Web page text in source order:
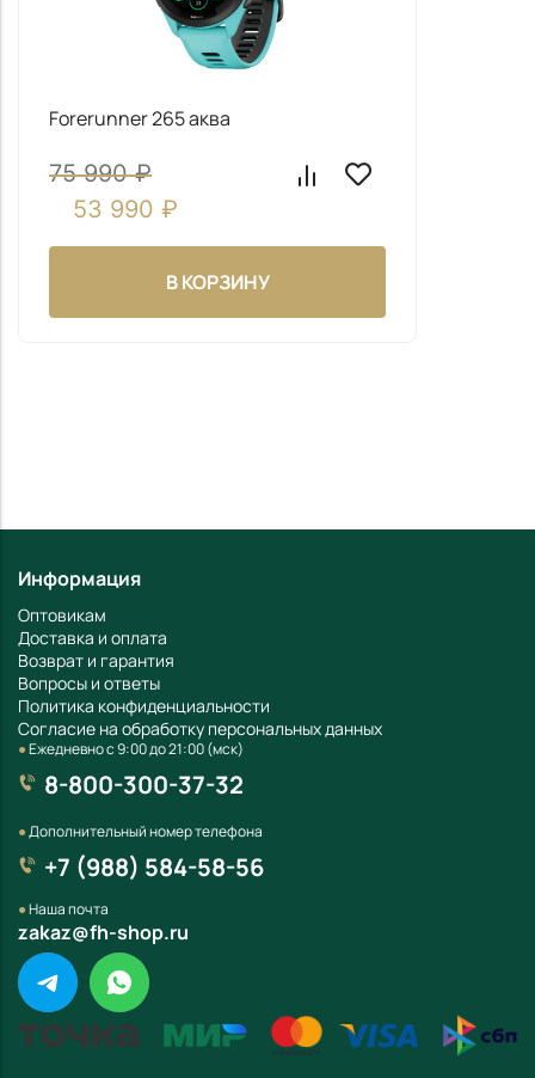
Forerunner 265 аква
53 990₽
В КОРЗИНУ
Оптовикам
Возврат и гарантия
Вопросы и ответы
Политика конфиденциальности
Согласие на обработку персональных данных
●Ежедневно с 9:00 до 21:00 (мск)
8-800-300-37-32
●Дополнительный номер телефона
+7 (988) 584-58-56
●Наша почта
zakaz@fh-shop.ru
Официальный сайт Интернет-магазин ФХ Торговый дом
Все права защищены.